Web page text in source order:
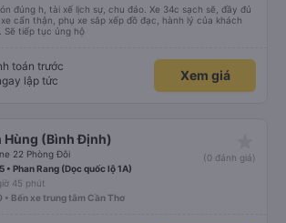
đúng h, tài xế lịch sự, chu đáo. Xe 34c sạch sẽ, đầy đủ
xe cẩn thận, phụ xe sắp xếp đồ đạc, hành lý của khách
Sẽ tiếp tục ủng hộ
toán trước
lập tức
Xem giá
Hùng (Bình Định)
22 Phòng Đôi
(0 đánh giá)
• Phan Rang (Dọc quốc lộ 1A)
45 phút
• Bến xe trung tâm Cần Thơ